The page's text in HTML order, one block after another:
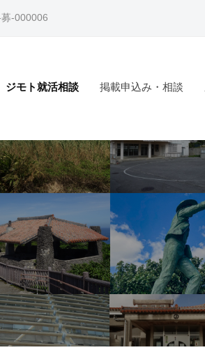
-000006
ジモト就活相談 掲載申込み・相談